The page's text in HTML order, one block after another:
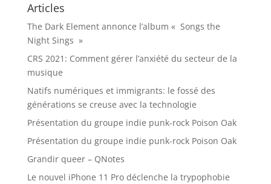
Articles
The Dark Element annonce l’album « Songs the
Night Sings »
CRS 2021: Comment gérer l’anxiété du secteur de la
musique
Natifs numériques et immigrants: le fossé des
générations se creuse avec la technologie
Présentation du groupe indie punk-rock Poison Oak
Présentation du groupe indie punk-rock Poison Oak
Grandir queer – QNotes
Le nouvel iPhone 11 Pro déclenche la trypophobie